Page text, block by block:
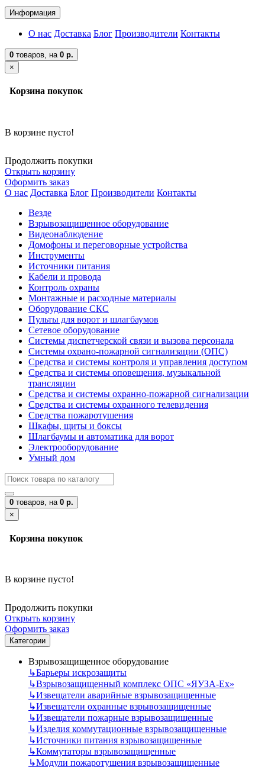
Информация
О нас Доставка Блог Производители Контакты
0 товаров, на 0 р.
×
Корзина покупок
В корзине пусто!
Продолжить покупки
Открыть корзину
Оформить заказ
О нас Доставка Блог Производители Контакты
Везде
Взрывозащищенное оборудование
Видеонаблюдение
Домофоны и переговорные устройства
Инструменты
Источники питания
Кабели и провода
Контроль охраны
Монтажные и расходные материалы
Оборудование СКС
Пульты для ворот и шлагбаумов
Сетевое оборудование
Системы диспетчерской связи и вызова персонала
Системы охрано-пожарной сигнализации (ОПС)
Средства и системы контроля и управления доступом
Средства и системы оповещения, музыкальной
трансляции
Средства и системы охранно-пожарной сигнализации
Средства и системы охранного телевидения
Средства пожаротушения
Шкафы, щиты и боксы
Шлагбаумы и автоматика для ворот
Электрооборудование
Умный дом
0 товаров, на 0 р.
×
Корзина покупок
В корзине пусто!
Продолжить покупки
Открыть корзину
Оформить заказ
Категории
Взрывозащищенное оборудование
↳Барьеры искрозащиты
↳Взрывозащищенный комплекс ОПС «ЯУЗА-Ех»
↳Извещатели аварийные взрывозащищенные
↳Извещатели охранные взрывозащищенные
↳Извещатели пожарные взрывозащищенные
↳Изделия коммутационные взрывозащищенные
↳Источники питания взрывозащищенные
↳Коммутаторы взрывозащищенные
↳Модули пожаротушения взрывозащищенные